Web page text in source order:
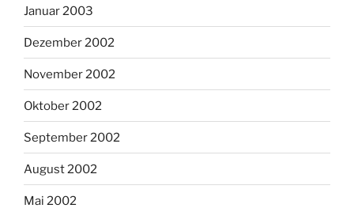
Januar 2003
Dezember 2002
November 2002
Oktober 2002
September 2002
August 2002
Mai 2002